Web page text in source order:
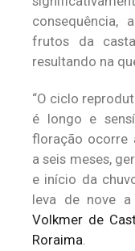
frutos da
resultando na
“O ciclo
é longo e
floração ocorre
a seis meses,
e início da
leva de nove a
Volkmer de
Roraima.